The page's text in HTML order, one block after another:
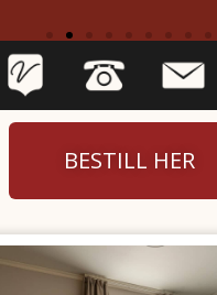
2026
2026 åpner vi vårt helt
Les mer her
BESTILL HER